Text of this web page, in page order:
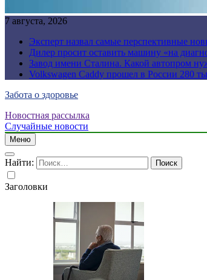
7 августа, 2026
Эксперт назвал самые перспективные
Дилер просит оставить машину «на
Завод имени Сталина. Какой автопром
Volkswagen Caddy прошел в России 280
Забота о здоровье
Новостная рассылка
Случайные новости
Меню
Найти:
Заголовки